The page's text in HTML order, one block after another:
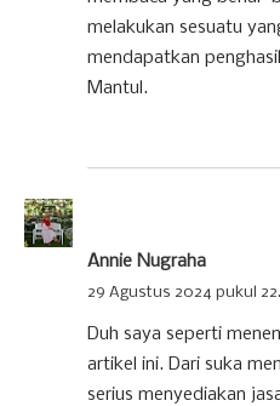
melakukan sesuatu
mendapatkan
Mantul.
Annie Nugraha
29 Agustus 2024 pukul
Duh saya seperti
artikel ini. Dari suka
serius menyediakan